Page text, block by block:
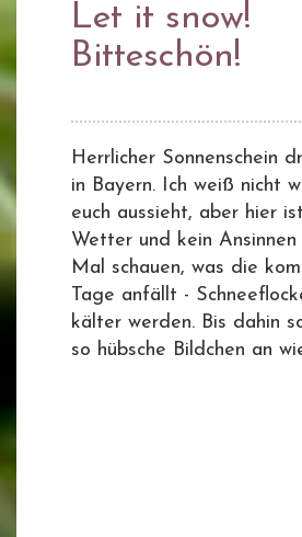
Let it snow!
Bitteschön!
Herrlicher Sonnenschein
in Bayern. Ich weiß nicht
euch aussieht, aber hier
Wetter und kein Ansinnen
Mal schauen, was die
Tage anfällt -
kälter werden. Bis dahin
so hübsche Bildchen an